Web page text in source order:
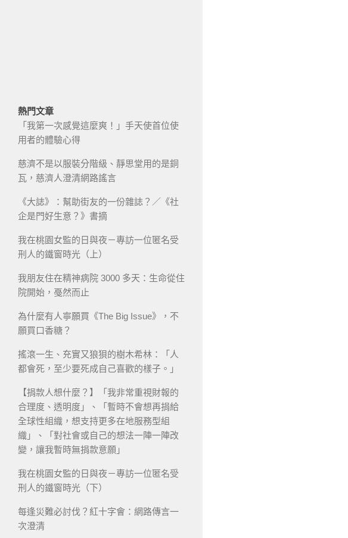
熱門文章
「我第一次感覺這麼爽！」手天使首位使
用者的體驗心得
慈濟不是以服裝分階級、靜思堂用的是銅
瓦，慈濟人澄清網路謠言
《大誌》：幫助街友的一份雜誌？／《社
企是門好生意？》書摘
我在桃園女監的日與夜－專訪一位匿名受
刑人的鐵窗時光（上）
我朋友住在精神病院 3000 多天：生命從住
院開始，戞然而止
為什麼有人寧願買《The Big Issue》，不
願買口香糖？
搖滾一生、充實又狼狽的樹木希林：「人
都會死，至少要死成自己喜歡的樣子。」
【捐款人想什麼？】「我非常重視財報的
合理度、透明度」、「暫時不會想再捐給
全球性組織，想支持更多在地服務型組
織」、「對社會或自己的想法一陣一陣改
變，讓我暫時無捐款意願」
我在桃園女監的日與夜－專訪一位匿名受
刑人的鐵窗時光（下）
每逢災難必討伐？紅十字會：網路傳言一
次澄清